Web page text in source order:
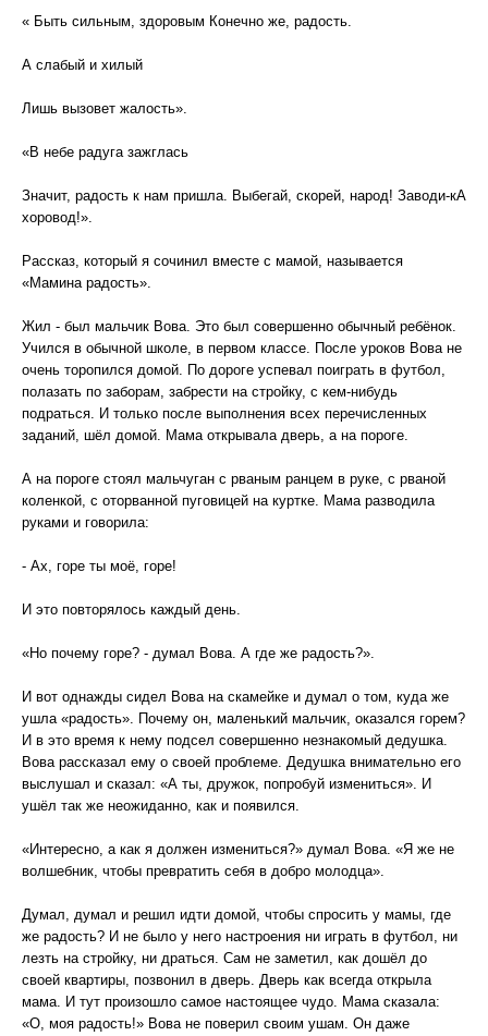
« Быть сильным, здоровым Конечно же, радость.
А слабый и хилый
Лишь вызовет жалость».
«В небе радуга зажглась
Значит, радость к нам пришла. Выбегай, скорей, народ! Заводи-кА
хоровод!».
Рассказ, который я сочинил вместе с мамой, называется
«Мамина радость».
Жил - был мальчик Вова. Это был совершенно обычный ребёнок.
Учился в обычной школе, в первом классе. После уроков Вова не
очень торопился домой. По дороге успевал поиграть в футбол,
полазать по заборам, забрести на стройку, с кем-нибудь
подраться. И только после выполнения всех перечисленных
заданий, шёл домой. Мама открывала дверь, а на пороге.
А на пороге стоял мальчуган с рваным ранцем в руке, с рваной
коленкой, с оторванной пуговицей на куртке. Мама разводила
руками и говорила:
- Ах, горе ты моё, горе!
И это повторялось каждый день.
«Но почему горе? - думал Вова. А где же радость?».
И вот однажды сидел Вова на скамейке и думал о том, куда же
ушла «радость». Почему он, маленький мальчик, оказался горем?
И в это время к нему подсел совершенно незнакомый дедушка.
Вова рассказал ему о своей проблеме. Дедушка внимательно его
выслушал и сказал: «А ты, дружок, попробуй измениться». И
ушёл так же неожиданно, как и появился.
«Интересно, а как я должен измениться?» думал Вова. «Я же не
волшебник, чтобы превратить себя в добро молодца».
Думал, думал и решил идти домой, чтобы спросить у мамы, где
же радость? И не было у него настроения ни играть в футбол, ни
лезть на стройку, ни драться. Сам не заметил, как дошёл до
своей квартиры, позвонил в дверь. Дверь как всегда открыла
мама. И тут произошло самое настоящее чудо. Мама сказала:
«О, моя радость!» Вова не поверил своим ушам. Он даже